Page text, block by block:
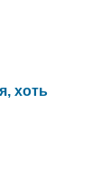
хоть